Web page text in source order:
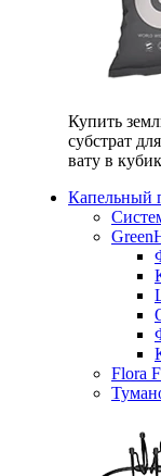
Купить
субстрат
вату в
Капельный
Flora